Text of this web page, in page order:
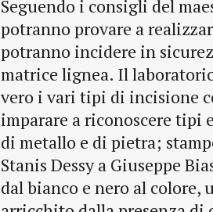
Seguendo i consigli del
potranno provare a
potranno incidere in
matrice lignea. Il
vero i vari tipi di incisione
imparare a riconoscere tipi
di metallo e di pietra;
Stanis Dessy a Giuseppe
dal bianco e nero al